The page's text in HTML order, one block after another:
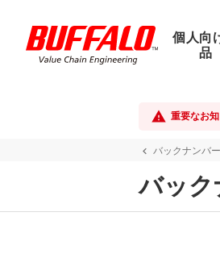
個人向
品
重要なお
バックナンバー
バッ